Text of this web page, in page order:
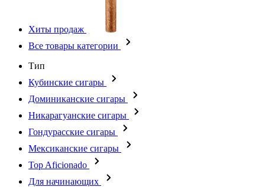
Хиты продаж
Все товары категории
Тип
Кубинские сигары
Доминиканские сигары
Никарагуанские сигары
Гондурасские сигары
Мексиканские сигары
Top Aficionado
Для начинающих